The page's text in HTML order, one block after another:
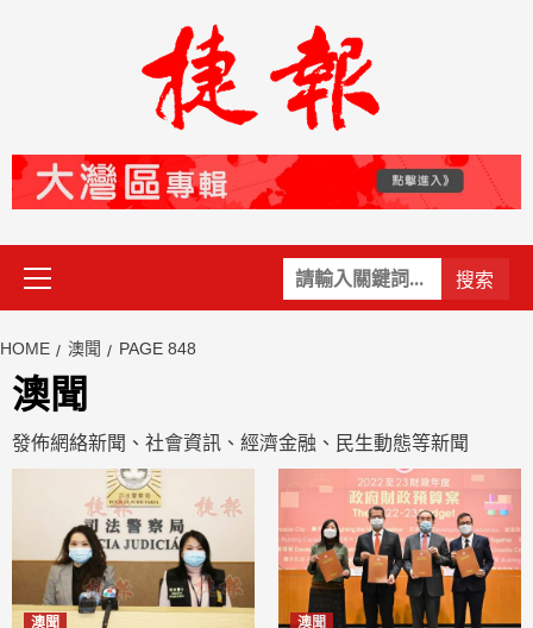
關
鍵
Primary
Menu
HOME 澳聞 PAGE 848
澳聞
發佈網絡新聞、社會資訊、經濟金融、民生動態等新聞
澳聞 澳聞